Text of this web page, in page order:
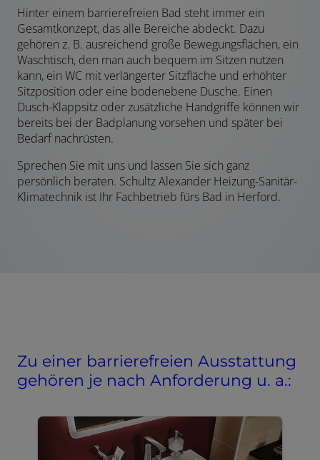
Hinter einem barrierefreien Bad steht immer ein
Gesamtkonzept, das alle Bereiche abdeckt. Dazu
gehören z. B. ausreichend große Bewegungsflächen, ein
Waschtisch, den man auch bequem im Sitzen nutzen
kann, ein WC mit verlängerter Sitzfläche und erhöhter
Sitzposition oder eine bodenebene Dusche. Einen
Dusch-Klappsitz oder zusätzliche Handgriffe können wir
bereits bei der Badplanung vorsehen und später bei
Bedarf nachrüsten.
Sprechen Sie mit uns und lassen Sie sich ganz
persönlich beraten. Schultz Alexander Heizung-Sanitär-
Klimatechnik ist Ihr Fachbetrieb fürs Bad in Herford.
Zu einer barrierefreien Ausstattung
gehören je nach Anforderung u. a.: